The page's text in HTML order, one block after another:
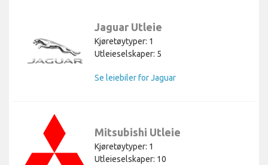
Jaguar Utleie
Kjøretøytyper: 1
Utleieselskaper: 5
Se leiebiler for Jaguar
Mitsubishi Utleie
Kjøretøytyper: 1
Utleieselskaper: 10